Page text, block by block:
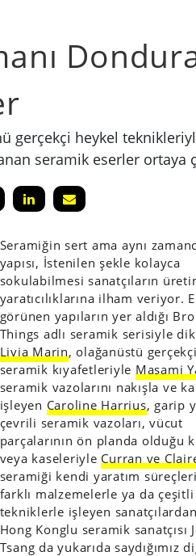
gerçekçi heykel
seramik eserler ortaya
Seramiğin sert ama aynı
yapısı, İstenilen şekle kolayca
sokulabilmesi sanatçıların
yaratıcılıklarına ilham veriyor.
görünen yapıların yer aldığı
Things adlı seramik serisiyle
Livia Marin, olağanüstü
seramik kıyafetleriyle Masami
seramik vazolarını nakışla ve
işleyen Caroline Harrius, garip
çevrili seramik vazoları, vücut
parçalarının ön planda olduğu
veya kaseleriyle Curran ve
seramiği kendi yaratım
farklı malzemelerle ya da çeşitli
tekniklerle işleyen
Hong Konglu seramik sanatçısı
Tsang da yukarıda saydığımız